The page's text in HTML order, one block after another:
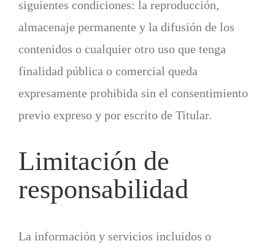
siguientes condiciones: la reproducción,
almacenaje permanente y la difusión de los
contenidos o cualquier otro uso que tenga
finalidad pública o comercial queda
expresamente prohibida sin el consentimiento
previo expreso y por escrito de Titular.
Limitación de
responsabilidad
La información y servicios incluidos o